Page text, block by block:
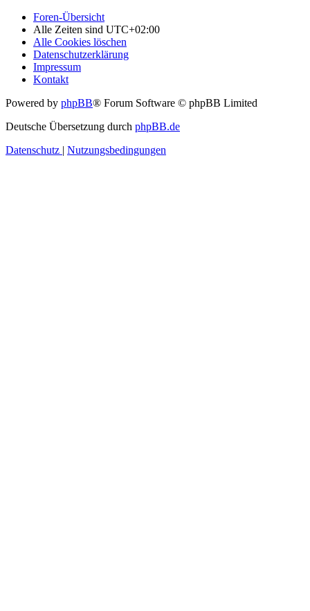
Foren-Übersicht
Alle Zeiten sind UTC+02:00
Alle Cookies löschen
Datenschutzerklärung
Impressum
Kontakt
Powered by phpBB® Forum Software © phpBB Limited
Deutsche Übersetzung durch phpBB.de
Datenschutz | Nutzungsbedingungen